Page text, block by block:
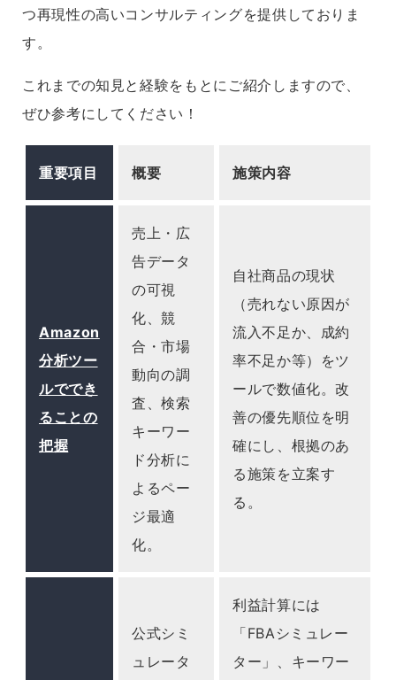
つ再現性の高いコンサルティングを提供しておりま
す。
これまでの知見と経験をもとにご紹介しますので、
ぜひ参考にしてください！
重要項目 概要 施策内容
Amazon
分析ツー
ルででき
ることの
把握
売上・広
告データ
の可視
化、競
合・市場
動向の調
査、検索
キーワー
ド分析に
よるペー
ジ最適
化。
自社商品の現状
（売れない原因が
流入不足か、成約
率不足か等）をツ
ールで数値化。改
善の優先順位を明
確にし、根拠のあ
る施策を立案す
る。
公式シミ
ュレータ
利益計算には
「FBAシミュレー
ター」、キーワー